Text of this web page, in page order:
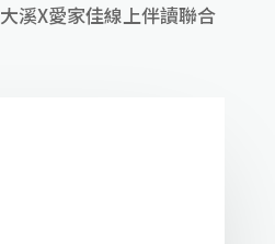
大溪X愛家佳線上伴讀聯合